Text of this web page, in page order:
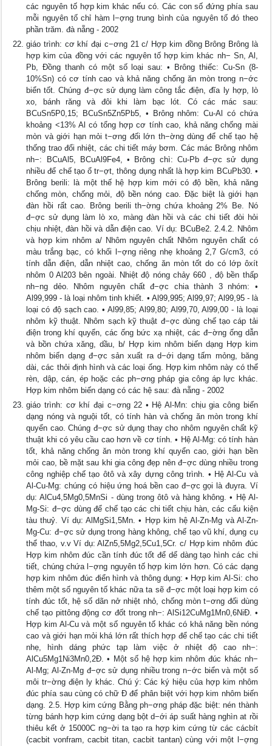
các nguyên tố hợp kim khác nếu có. Các con số đứng phía sau
mỗi nguyên tố chỉ hàm l−ợng trung bình của nguyên tố đó theo
phần trăm. đà nẵng - 2002
giáo trình: cơ khí đại c−ơng 21 c/ Hợp kim đồng Brông Brông là
hợp kim của đồng với các nguyên tố hợp kim khác nh− Sn, Al,
Pb, Đồng thanh có một số loại sau: • Brông thiếc: Cu-Sn (8-
10%Sn) có cơ tính cao và khả năng chống ăn mòn trong n−ớc
biển tốt. Chúng đ−ợc sử dụng làm công tắc điện, đĩa ly hợp, lò
xo, bánh răng và đôi khi làm bạc lót. Có các mác sau:
BCuSn5P0,15; BCuSn5Zn5Pb5, • Brông nhôm: Cu-Al có chứa
khoảng <13% Al có tổng hợp cơ tính cao, khả năng chống mài
mòn và giới hạn mỏi t−ơng đối lớn th−ờng dùng để chế tạo hệ
thống trao đổi nhiệt, các chi tiết máy bơm. Các mác Brông nhôm
nh−: BCuAl5, BCuAl9Fe4, • Brông chì: Cu-Pb đ−ợc sử dụng
nhiều để chế tạo ổ tr−ợt, thông dụng nhất là hợp kim BCuPb30. •
Brông berili: là một thế hệ hợp kim mới có độ bền, khả năng
chống mòn, chống mỏi, độ bền nóng cao. Đặc biệt là giới hạn
đàn hồi rất cao. Brông berili th−ờng chứa khoảng 2% Be. Nó
đ−ợc sử dụng làm lò xo, màng đàn hồi và các chi tiết đòi hỏi
chịu nhiệt, đàn hồi và dẫn điện cao. Ví dụ: BCuBe2. 2.4.2. Nhôm
và hợp kim nhôm a/ Nhôm nguyên chất Nhôm nguyên chất có
màu trắng bạc, có khối l−ợng riêng nhẹ khoảng 2,7 G/cm3, có
tính dẫn điện, dẫn nhiệt cao, chống ăn mòn tốt do có lớp ôxít
nhôm 0 Al203 bên ngoài. Nhiệt độ nóng chảy 660 , độ bền thấp
nh−ng dẻo. Nhôm nguyên chất đ−ợc chia thành 3 nhóm: •
Al99,999 - là loại nhôm tinh khiết. • Al99,995; Al99,97; Al99,95 - là
loại có độ sạch cao. • Al99,85; Al99,80; Al99,70, Al99,00 - là loại
nhôm kỹ thuật. Nhôm sạch kỹ thuật đ−ợc dùng chế tạo cáp tải
điện trong khí quyển, các ống bức xạ nhiệt, các đ−ờng ống dẫn
và bồn chứa xăng, dầu, b/ Hợp kim nhôm biến dạng Hợp kim
nhôm biến dạng đ−ợc sản xuất ra d−ới dạng tấm mỏng, băng
dài, các thỏi định hình và các loại ống. Hợp kim nhôm này có thể
rèn, dập, cán, ép hoặc các ph−ơng pháp gia công áp lực khác.
Hợp kim nhôm biến dạng có các hệ sau: đà nẵng - 2002
giáo trình: cơ khí đại c−ơng 22 • Hệ Al-Mn: chịu gia công biến
dạng nóng và nguội tốt, có tính hàn và chống ăn mòn trong khí
quyển cao. Chúng đ−ợc sử dụng thay cho nhôm nguyên chất kỹ
thuật khi có yêu cầu cao hơn về cơ tính. • Hệ Al-Mg: có tính hàn
tốt, khả năng chống ăn mòn trong khí quyển cao, giới hạn bền
mỏi cao, bề mặt sau khi gia công đẹp nên đ−ợc dùng nhiều trong
công nghiệp chế tạo ôtô và xây dựng công trình. • Hệ Al-Cu và
Al-Cu-Mg: chúng có hiệu ứng hoá bền cao đ−ợc gọi là đuyra. Ví
dụ: AlCu4,5Mg0,5MnSi - dùng trong ôtô và hàng không. • Hệ Al-
Mg-Si: đ−ợc dùng để chế tạo các chi tiết chịu hàn, các cấu kiện
tàu thuỷ. Ví dụ: AlMgSi1,5Mn. • Hợp kim hệ Al-Zn-Mg và Al-Zn-
Mg-Cu: đ−ợc sử dụng trong hàng không, chế tạo vũ khí, dụng cụ
thể thao, v.v Ví dụ: AlZn5,5Mg2,5Cu1,5Cr. c/ Hợp kim nhôm đúc
Hợp kim nhôm đúc cần tính đúc tốt để dể dàng tạo hình các chi
tiết, chúng chứa l−ợng nguyên tố hợp kim lớn hơn. Có các dạng
hợp kim nhôm đúc điển hình và thông dụng: • Hợp kim Al-Si: cho
thêm một số nguyên tố khác nữa ta sẽ đ−ợc một loại hợp kim có
tính đúc tốt, hệ số dãn nở nhiệt nhỏ, chống mòn t−ơng đối dùng
chế tạo pittông động cơ đốt trong nh−: AlSi12CuMg1Mn0,6NiĐ. •
Hợp kim Al-Cu và một số nguyên tố khác có khả năng bền nóng
cao và giới hạn mỏi khá lớn rất thích hợp để chế tạo các chi tiết
nhẹ, hình dáng phức tạp làm việc ở nhiệt độ cao nh−:
AlCu5Mg1Ni3Mn0,2Đ. • Một số hệ hợp kim nhôm đúc khác nh−
Al-Mg; Al-Zn-Mg đ−ợc sử dụng nhiều trong n−ớc biển và một số
môi tr−ờng điện ly khác. Chú ý: Các ký hiệu của hợp kim nhôm
đúc phía sau cùng có chữ Đ để phân biệt với hợp kim nhôm biến
dạng. 2.5. Hợp kim cứng Bằng ph−ơng pháp đặc biệt: nén thành
từng bánh hợp kim cứng dạng bột d−ới áp suất hàng nghìn at rồi
thiêu kết ở 15000C ng−ời ta tạo ra hợp kim cứng từ các cácbít
(cacbit vonfram, cacbit titan, cacbit tantan) cùng với một l−ợng